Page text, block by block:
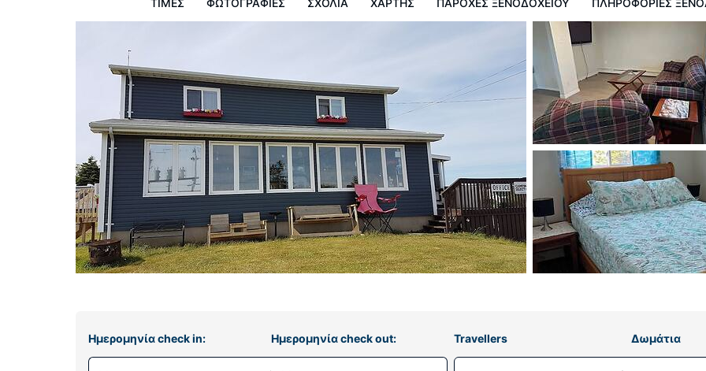
ΤΙΜΈΣ ΦΩΤΟΓΡΑΦΊΕΣ ΣΧΌΛΙΑ ΧΆΡΤΗΣ ΠΑΡΟΧΕΣ ΞΕΝΟΔΟΧΕΙΟΥ ΠΛΗΡΟΦΟΡΊΕΣ
Ημερομηνία check in: Ημερομηνία check out: Travellers Δωμάτια